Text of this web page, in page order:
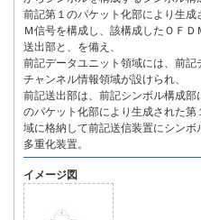
前記第１のパケット化部により生
Ｍ信号を構成し、該構成したＯＦ
送出部と、を備え、
前記データユニット領域には、前
チャンネル情報領域が設けられ、
前記送出部は、前記シンボル構成
のパケット化部により生成された
域に格納して前記送信装置にシン
多重化装置。
イメージ図